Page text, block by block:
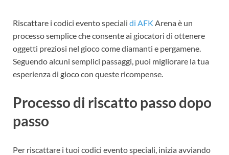
Riscattare i codici evento speciali di AFK Arena è un
processo semplice che consente ai giocatori di ottenere
oggetti preziosi nel gioco come diamanti e pergamene.
Seguendo alcuni semplici passaggi, puoi migliorare la tua
esperienza di gioco con queste ricompense.
Processo di riscatto passo dopo
passo
Per riscattare i tuoi codici evento speciali, inizia avviando